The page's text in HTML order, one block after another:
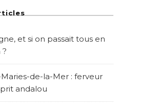
et si on passait tous en
Maries-de-la-Mer : ferveur
andalou